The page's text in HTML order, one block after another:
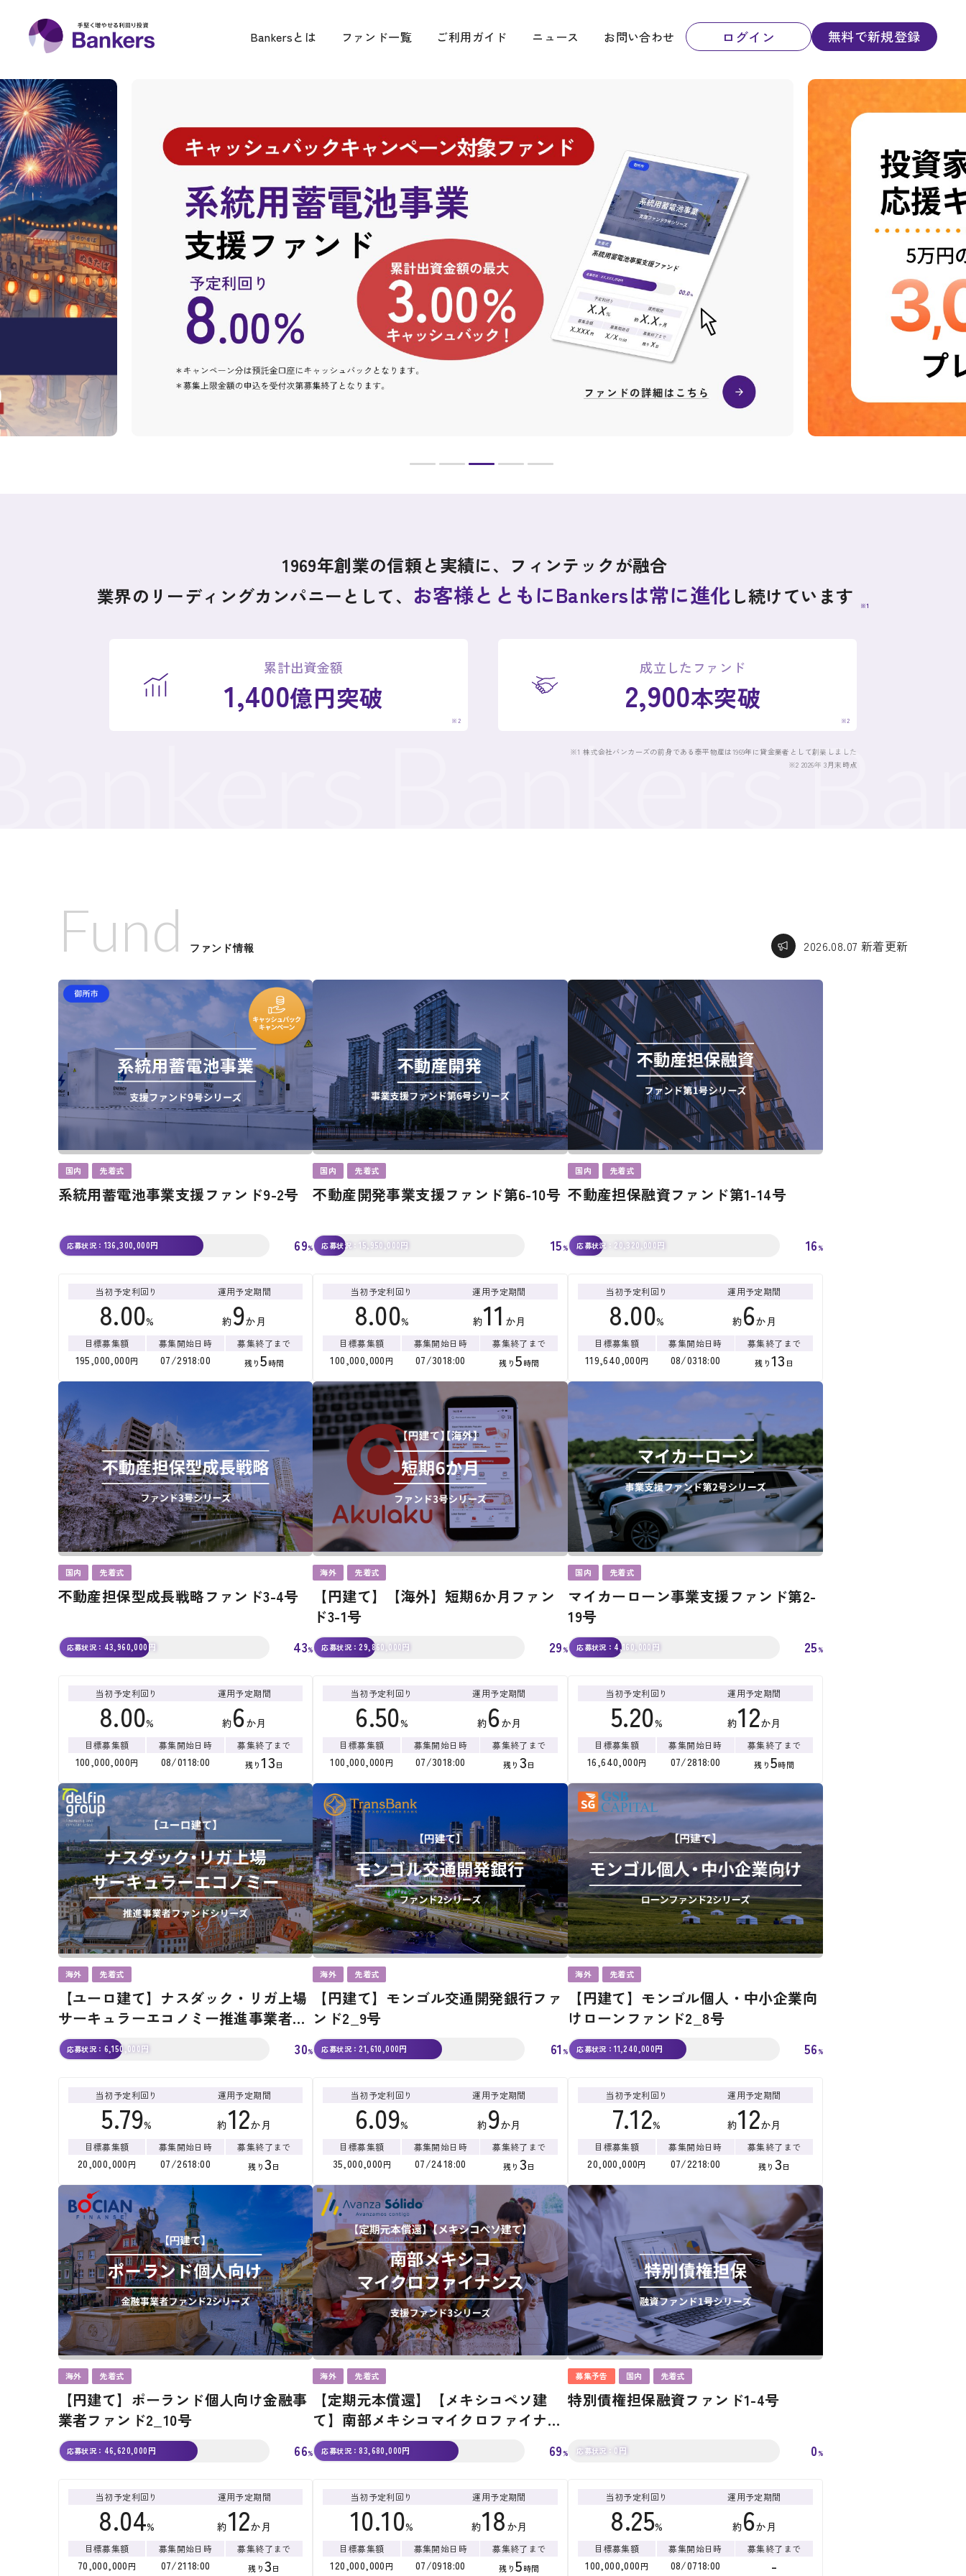
Bankersとは ファンド一覧 ご利用ガイド ニュース お問い合わせ ログイン 無料で新規登録
1969年創業の信頼と実績に、フィンテックが融合
業界のリーディングカンパニーとして、 お客様とともにBankersは常に進化 し続けています ※1
累計出資金額
1,400億円突破
※2
成立したファンド
2,900本突破
※2
※1 株式会社バンカーズの前身である泰平物産は1969年に貸金業者として創業しました
※2 2026年 3月末時点
Bankers
Fund ファンド情報 2026.08.07 新着更新